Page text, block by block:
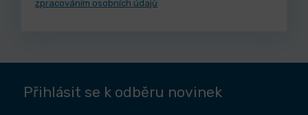
zpracováním osobních údajů
Přihlásit se k odběru novinek